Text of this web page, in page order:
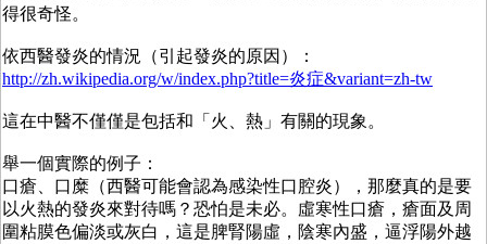
得很奇怪。
依西醫發炎的情況（引起發炎的原因）：
http://zh.wikipedia.org/w/index.php?title=炎症&variant=zh-tw
這在中醫不僅僅是包括和「火、熱」有關的現象。
舉一個實際的例子：
口瘡、口糜（西醫可能會認為感染性口腔炎），那麼真的是要
以火熱的發炎來對待嗎？恐怕是未必。虛寒性口瘡，瘡面及周
圍粘膜色偏淡或灰白，這是脾腎陽虛，陰寒內盛，逼浮陽外越